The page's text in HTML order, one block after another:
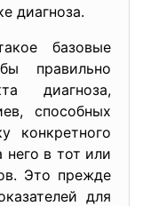
диагноза.
базовые
правильно
диагноза,
способных
конкретного
в тот или
Это прежде
для